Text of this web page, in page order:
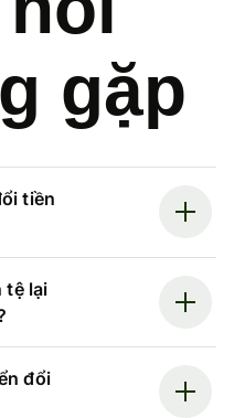
gặp
tiền
tệ lại
đổi